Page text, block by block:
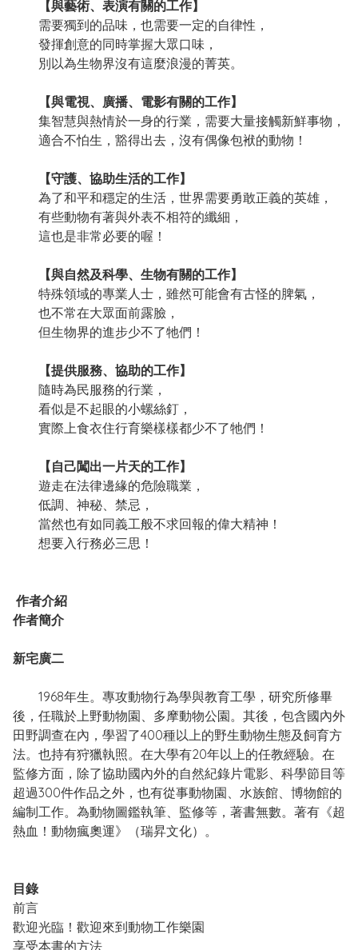
【與藝術、表演有關的工作】
需要獨到的品味，也需要一定的自律性，
發揮創意的同時掌握大眾口味，
別以為生物界沒有這麼浪漫的菁英。
【與電視、廣播、電影有關的工作】
集智慧與熱情於一身的行業，需要大量接觸新鮮事物，
適合不怕生，豁得出去，沒有偶像包袱的動物！
【守護、協助生活的工作】
為了和平和穩定的生活，世界需要勇敢正義的英雄，
有些動物有著與外表不相符的纖細，
這也是非常必要的喔！
【與自然及科學、生物有關的工作】
特殊領域的專業人士，雖然可能會有古怪的脾氣，
也不常在大眾面前露臉，
但生物界的進步少不了牠們！
【提供服務、協助的工作】
隨時為民服務的行業，
看似是不起眼的小螺絲釘，
實際上食衣住行育樂樣樣都少不了牠們！
【自己闖出一片天的工作】
遊走在法律邊緣的危險職業，
低調、神秘、禁忌，
當然也有如同義工般不求回報的偉大精神！
想要入行務必三思！
作者介紹
作者簡介
新宅廣二
1968年生。專攻動物行為學與教育工學，研究所修畢
後，任職於上野動物園、多摩動物公園。其後，包含國內外
田野調查在內，學習了400種以上的野生動物生態及飼育方
法。也持有狩獵執照。在大學有20年以上的任教經驗。在
監修方面，除了協助國內外的自然紀錄片電影、科學節目等
超過300件作品之外，也有從事動物園、水族館、博物館的
編制工作。為動物圖鑑執筆、監修等，著書無數。著有《超
熱血！動物瘋奧運》（瑞昇文化）。
目錄
前言
歡迎光臨！歡迎來到動物工作樂園
享受本書的方法